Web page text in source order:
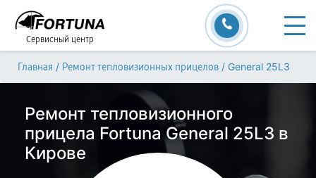
Сервисный центр
Главная / Ремонт тепловизионных прицелов / General 25L3
Ремонт тепловизионного
прицела Fortuna General 25L3 в
Кирове